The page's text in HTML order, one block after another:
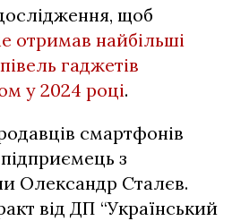
щоб
отримав найбільші
гаджетів
у 2024 році.
смартфонів
з
Олександр Сталєв.
від ДП “Український